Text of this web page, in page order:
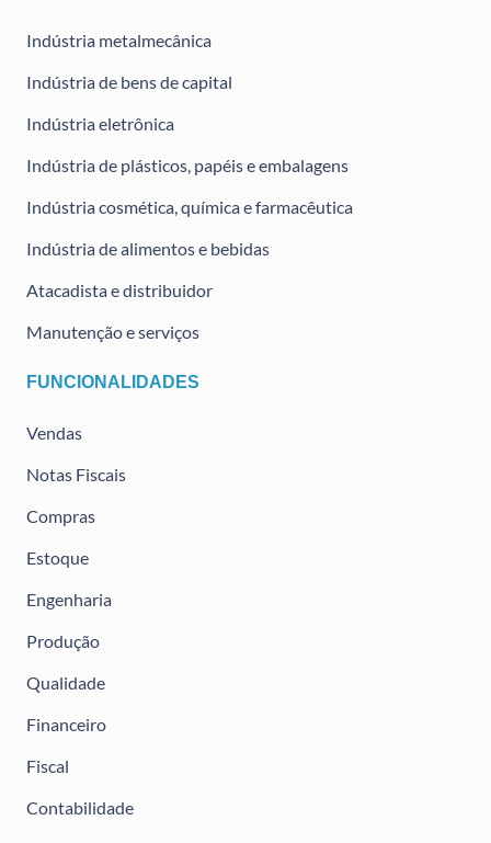
Indústria metalmecânica
Indústria de bens de capital
Indústria eletrônica
Indústria de plásticos, papéis e embalagens
Indústria cosmética, química e farmacêutica
Indústria de alimentos e bebidas
Atacadista e distribuidor
Manutenção e serviços
FUNCIONALIDADES
Vendas
Notas Fiscais
Compras
Estoque
Engenharia
Produção
Qualidade
Financeiro
Fiscal
Contabilidade